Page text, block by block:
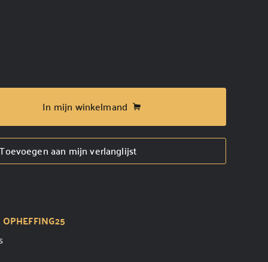
In mijn winkelmand
Toevoegen aan mijn verlanglijst
OPHEFFING25